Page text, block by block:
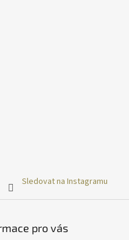
Sledovat na Instagramu
pro vás